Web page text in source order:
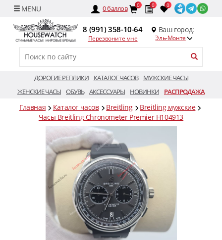
0баллов 0 0 0
8 (991) 358-10-64
Перезвоните мне
Ваш город:
Эль-Монте
ДОРОГИЕ РЕПЛИКИ КАТАЛОГ ЧАСОВ
МУЖСКИЕ ЧАСЫ
ЖЕНСКИЕ ЧАСЫ ОБУВЬ АКСЕССУАРЫ НОВИНКИ РАСПРОДАЖА
Главная Каталог часов Breitling
Breitling мужские
Часы Breitling Chronometer Premier H104913